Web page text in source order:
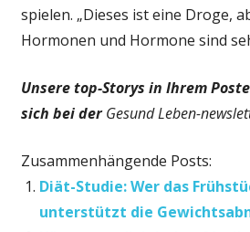
spielen. „Dieses ist eine Droge,
Hormonen und Hormone sind
Unsere top-Storys in Ihrem
sich bei derGesund Leben-
Zusammenhängende Posts:
Diät-Studie: Wer das
unterstützt die